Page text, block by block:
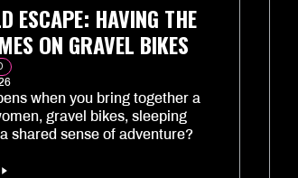
ESCAPE: HAVING THE
ON GRAVEL BIKES
when you bring together a
gravel bikes, sleeping
shared sense of adventure?